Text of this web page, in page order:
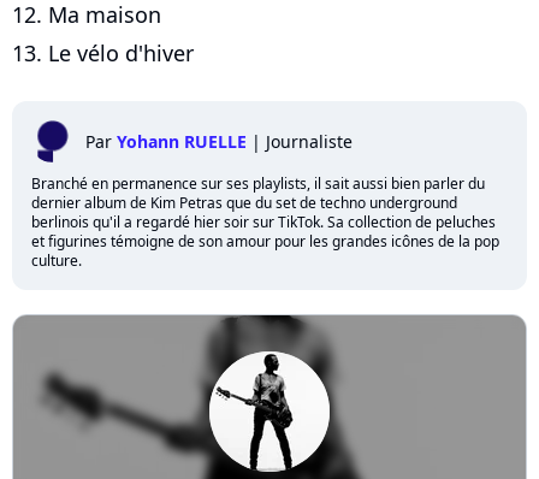
12. Ma maison
13. Le vélo d'hiver
Par Yohann RUELLE | Journaliste
Branché en permanence sur ses playlists, il sait aussi bien parler du
dernier album de Kim Petras que du set de techno underground
berlinois qu'il a regardé hier soir sur TikTok. Sa collection de peluches
et figurines témoigne de son amour pour les grandes icônes de la pop
culture.